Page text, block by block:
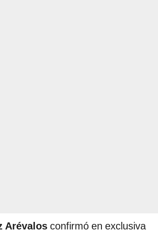
Arévalos confirmó en exclusiva